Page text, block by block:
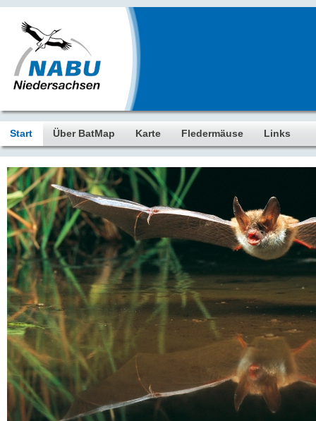
Start Über BatMap Karte Fledermäuse Links